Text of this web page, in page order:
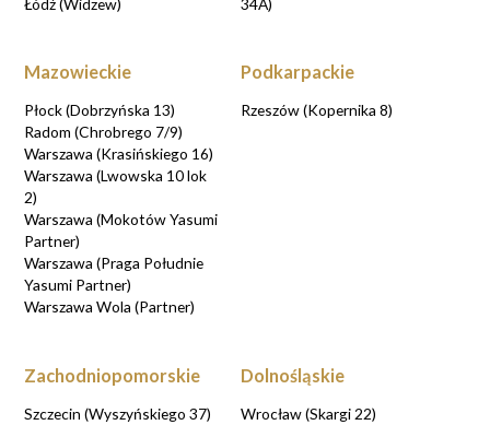
Mazowieckie
Płock (Dobrzyńska 13)
Radom (Chrobrego 7/9)
Warszawa (Krasińskiego 16)
Warszawa (Lwowska 10 lok
2)
Warszawa (Mokotów Yasumi
Partner)
Warszawa (Praga Południe
Yasumi Partner)
Warszawa Wola (Partner)
Podkarpackie
Rzeszów (Kopernika 8)
Zachodniopomorskie
Szczecin (Wyszyńskiego 37)
Dolnośląskie
Wrocław (Skargi 22)